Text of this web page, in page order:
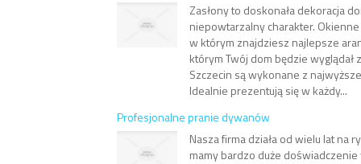
Zasłony to doskonała dekoracja
niepowtarzalny charakter.
w którym znajdziesz najlepsze
którym Twój dom będzie wyglądał
Szczecin są wykonane z
Idealnie prezentują się w każdy...
Profesjonalne pranie dywanów
Nasza firma działa od wielu lat na
mamy bardzo duże